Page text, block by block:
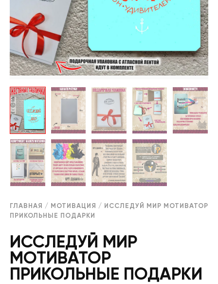
ГЛАВНАЯ / МОТИВАЦИЯ / ИССЛЕДУЙ МИР МОТИВАТОР
ПРИКОЛЬНЫЕ ПОДАРКИ
ИССЛЕДУЙ МИР
МОТИВАТОР
ПРИКОЛЬНЫЕ ПОДАРКИ